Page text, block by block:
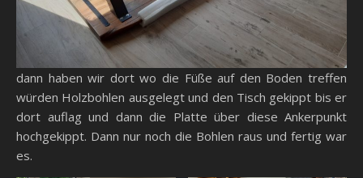
dann haben wir dort wo die Füße auf den Boden treffen
würden Holzbohlen ausgelegt und den Tisch gekippt bis er
dort auflag und dann die Platte über diese Ankerpunkt
hochgekippt. Dann nur noch die Bohlen raus und fertig war
es.